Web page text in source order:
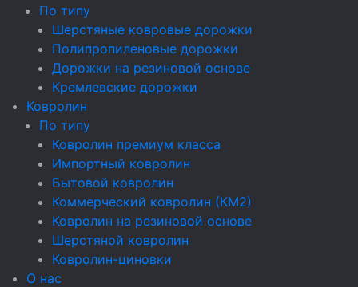
По типу
Шерстяные ковровые дорожки
Полипропиленовые дорожки
Дорожки на резиновой основе
Кремлевские дорожки
Ковролин
По типу
Ковролин премиум класса
Импортный ковролин
Бытовой ковролин
Коммерческий ковролин (КМ2)
Ковролин на резиновой основе
Шерстяной ковролин
Ковролин-циновки
О нас